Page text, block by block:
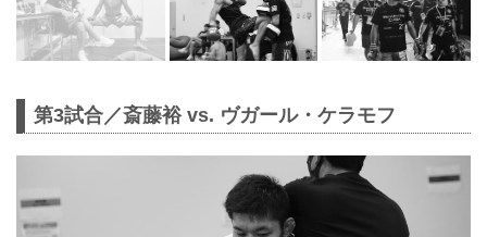
第3試合／斎藤裕 vs. ヴガール・ケラモフ